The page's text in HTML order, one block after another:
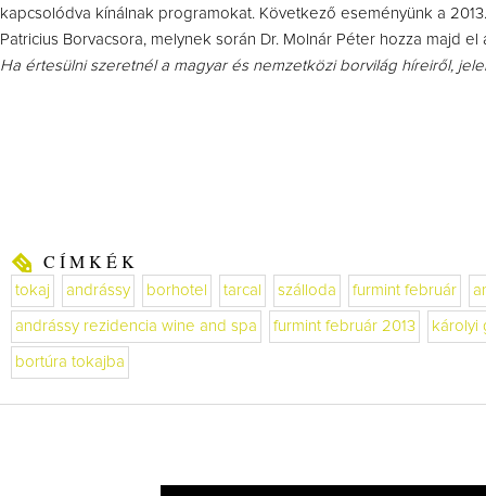
kapcsolódva kínálnak programokat. Következő eseményünk a
Patricius Borvacsora, melynek során Dr. Molnár Péter hozza majd
Ha értesülni szeretnél a magyar és nemzetközi borvilág híreiről,
CÍMKÉK
tokaj andrássy borhotel tarcal szálloda furmint február
andrássy rezidencia wine and spa furmint február 2013 károlyi
bortúra tokajba